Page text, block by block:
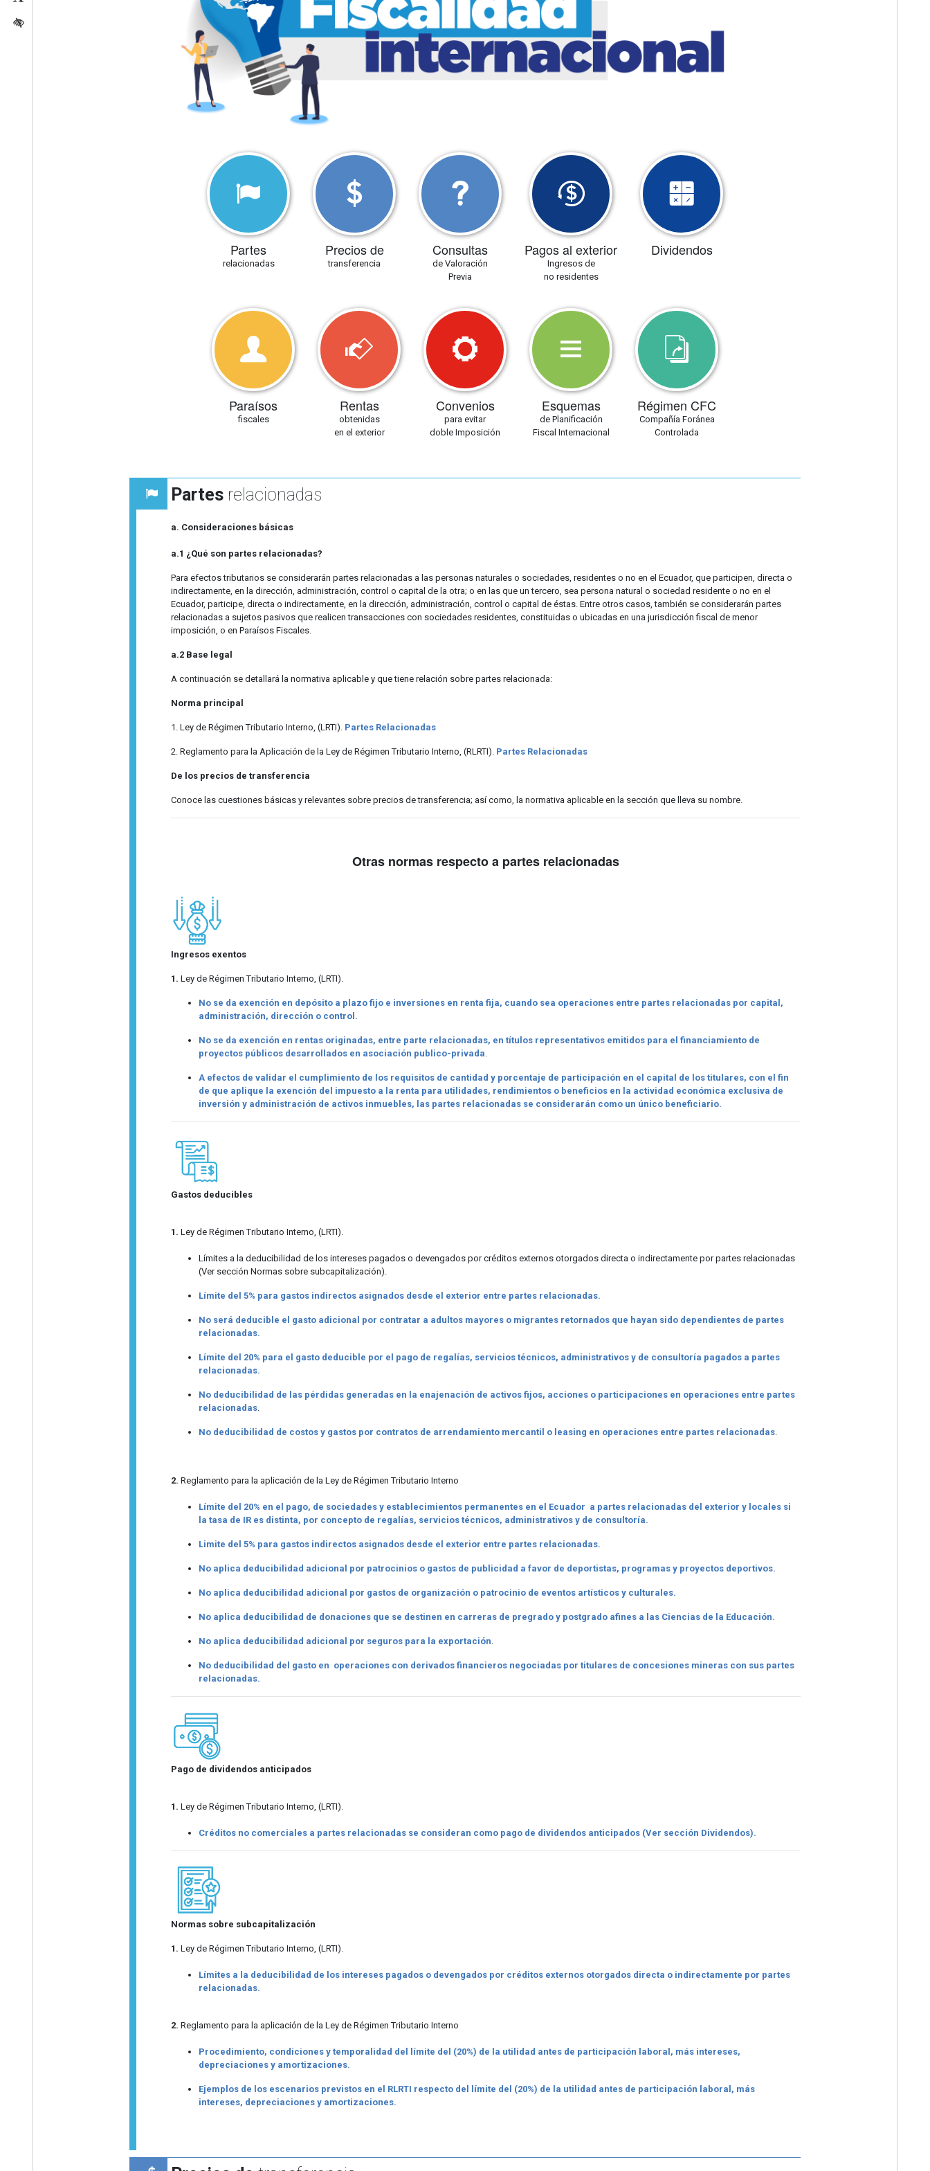
Activar/quitar contraste
Partes
relacionadas
Precios de
transferencia
Consultas
de Valoración
Previa
Pagos al exterior
Ingresos de
no residentes
Dividendos
Paraísos
fiscales
Rentas
obtenidas
en el exterior
Convenios
para evitar
doble Imposición
Esquemas
de Planificación
Fiscal Internacional
Régimen CFC
Compañía Foránea
Controlada
Partes relacionadas
a. Consideraciones básicas
a.1 ¿Qué son partes relacionadas?
Para efectos tributarios se considerarán partes relacionadas a las personas naturales o sociedades, residentes o no en el Ecuador, que participen, directa o
indirectamente, en la dirección, administración, control o capital de la otra; o en las que un tercero, sea persona natural o sociedad residente o no en el
Ecuador, participe, directa o indirectamente, en la dirección, administración, control o capital de éstas. Entre otros casos, también se considerarán partes
relacionadas a sujetos pasivos que realicen transacciones con sociedades residentes, constituidas o ubicadas en una jurisdicción fiscal de menor
imposición, o en Paraísos Fiscales.
a.2 Base legal
A continuación se detallará la normativa aplicable y que tiene relación sobre partes relacionada:
Norma principal
1. Ley de Régimen Tributario Interno, (LRTI). Partes Relacionadas
2. Reglamento para la Aplicación de la Ley de Régimen Tributario Interno, (RLRTI). Partes Relacionadas
De los precios de transferencia
Conoce las cuestiones básicas y relevantes sobre precios de transferencia; así como, la normativa aplicable en la sección que lleva su nombre.
Otras normas respecto a partes relacionadas
Ingresos exentos
1. Ley de Régimen Tributario Interno, (LRTI).
No se da exención en depósito a plazo fijo e inversiones en renta fija, cuando sea operaciones entre partes relacionadas por capital,
administración, dirección o control.
No se da exención en rentas originadas, entre parte relacionadas, en títulos representativos emitidos para el financiamiento de
proyectos públicos desarrollados en asociación publico-privada
A efectos de validar el cumplimiento de los requisitos de cantidad y porcentaje de participación en el capital de los titulares, con el fin
de que aplique la exención del impuesto a la renta para utilidades, rendimientos o beneficios en la actividad económica exclusiva de
inversión y administración de activos inmuebles, las partes relacionadas se considerarán como un único beneficiario.
Gastos deducibles
1. Ley de Régimen Tributario Interno, (LRTI).
Límites a la deducibilidad de los intereses pagados o devengados por créditos externos otorgados directa o indirectamente por partes relacionadas
(Ver sección Normas sobre subcapitalización).
Límite del 5% para gastos indirectos asignados desde el exterior entre partes relacionadas.
No será deducible el gasto adicional por contratar a adultos mayores o migrantes retornados que hayan sido dependientes de partes
relacionadas.
Límite del 20% para el gasto deducible por el pago de regalías, servicios técnicos, administrativos y de consultoría pagados a partes
relacionadas.
No deducibilidad de las pérdidas generadas en la enajenación de activos fijos, acciones o participaciones en operaciones entre partes
relacionadas.
No deducibilidad de costos y gastos por contratos de arrendamiento mercantil o leasing en operaciones entre partes relacionadas.
2. Reglamento para la aplicación de la Ley de Régimen Tributario Interno
Límite del 20% en el pago, de sociedades y establecimientos permanentes en el Ecuador a partes relacionadas del exterior y locales si
la tasa de IR es distinta, por concepto de regalías, servicios técnicos, administrativos y de consultoría.
Limite del 5% para gastos indirectos asignados desde el exterior entre partes relacionadas.
No aplica deducibilidad adicional por patrocinios o gastos de publicidad a favor de deportistas, programas y proyectos deportivos.
No aplica deducibilidad adicional por gastos de organización o patrocinio de eventos artísticos y culturales.
No aplica deducibilidad de donaciones que se destinen en carreras de pregrado y postgrado afines a las Ciencias de la Educación.
No aplica deducibilidad adicional por seguros para la exportación.
No deducibilidad del gasto en operaciones con derivados financieros negociadas por titulares de concesiones mineras con sus partes
relacionadas.
Pago de dividendos anticipados
1. Ley de Régimen Tributario Interno, (LRTI).
Créditos no comerciales a partes relacionadas se consideran como pago de dividendos anticipados (Ver sección Dividendos).
Normas sobre subcapitalización
1. Ley de Régimen Tributario Interno, (LRTI).
Límites a la deducibilidad de los intereses pagados o devengados por créditos externos otorgados directa o indirectamente por partes
relacionadas.
2. Reglamento para la aplicación de la Ley de Régimen Tributario Interno
Procedimiento, condiciones y temporalidad del límite del (20%) de la utilidad antes de participación laboral, más intereses,
depreciaciones y amortizaciones.
Ejemplos de los escenarios previstos en el RLRTI respecto del límite del (20%) de la utilidad antes de participación laboral, más
intereses, depreciaciones y amortizaciones.